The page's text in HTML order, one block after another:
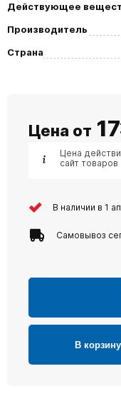
Действующее
Производитель
Страна
Цена от
Цена
сайт товаров
В наличии в 1
Самовывоз
В корзину